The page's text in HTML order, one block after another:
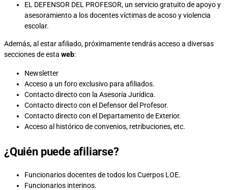
EL DEFENSOR DEL PROFESOR, un servicio gratuito de apoyo y
asesoramiento a los docentes víctimas de acoso y violencia
escolar.
Además, al estar afiliado, próximamente tendrás acceso a diversas
secciones de esta web:
Newsletter
Acceso a un foro exclusivo para afiliados.
Contacto directo con la Asesoría Jurídica.
Contacto directo con el Defensor del Profesor.
Contacto directo con el Departamento de Exterior.
Acceso al histórico de convenios, retribuciones, etc.
¿Quién puede afiliarse?
Funcionarios docentes de todos los Cuerpos LOE.
Funcionarios interinos.